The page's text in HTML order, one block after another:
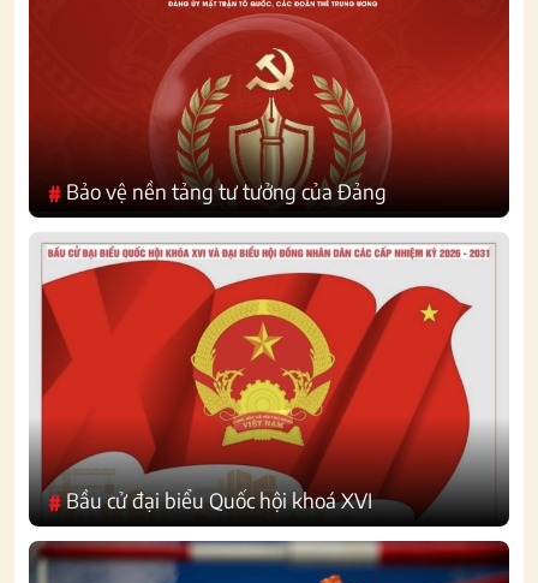
# Bảo vệ nền tảng tư tưởng của Đảng
#Bầu cử đại biểu Quốc hội khoá XVI